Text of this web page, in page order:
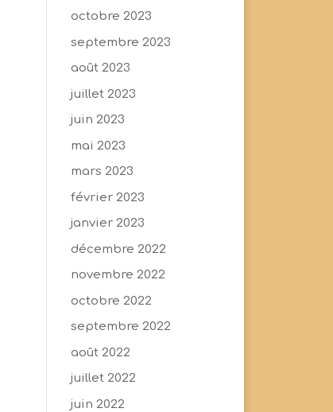
octobre 2023
septembre 2023
août 2023
juillet 2023
juin 2023
mai 2023
mars 2023
février 2023
janvier 2023
décembre 2022
novembre 2022
octobre 2022
septembre 2022
août 2022
juillet 2022
juin 2022